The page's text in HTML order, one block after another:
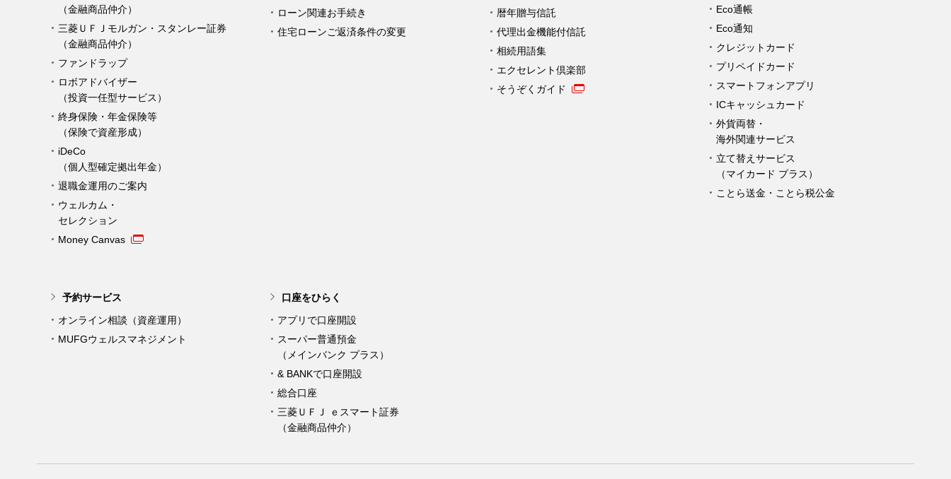
（金融商品仲介）
三菱ＵＦＪモルガン・スタンレー証券
（金融商品仲介）
ファンドラップ
ロボアドバイザー
（投資一任型サービス）
終身保険・年金保険等
（保険で資産形成）
iDeCo
（個人型確定拠出年金）
退職金運用のご案内
ウェルカム・
セレクション
Money Canvas
ローン関連お手続き
住宅ローンご返済条件の変更
暦年贈与信託
代理出金機能付信託
相続用語集
エクセレント倶楽部
そうぞくガイド
Eco通帳
Eco通知
クレジットカード
プリペイドカード
スマートフォンアプリ
ICキャッシュカード
外貨両替・
海外関連サービス
立て替えサービス
（マイカード プラス）
ことら送金・ことら税公金
予約サービス
オンライン相談（資産運用）
MUFGウェルスマネジメント
口座をひらく
アプリで口座開設
スーパー普通預金
（メインバンク プラス）
& BANKで口座開設
総合口座
三菱ＵＦＪ ｅスマート証券
（金融商品仲介）